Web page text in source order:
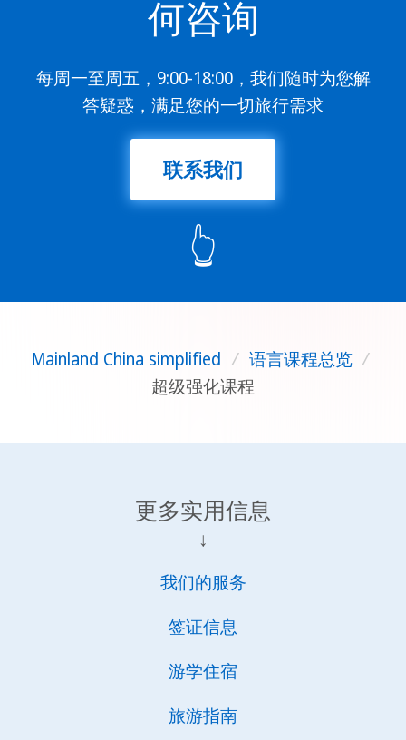
何咨询
每周一至周五，9:00-18:00，我们随时为您解
答疑惑，满足您的一切旅行需求
联系我们
👆
Mainland China simplified / 语言课程总览 /
超级强化课程
更多实用信息
↓
我们的服务
签证信息
游学住宿
旅游指南